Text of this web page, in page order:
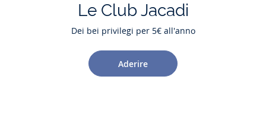
Le Club Jacadi
Dei bei privilegi per 5€ all'anno
Aderire